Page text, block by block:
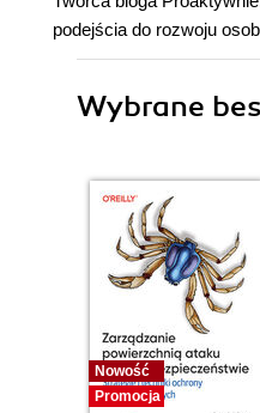
podejścia do rozwoju
Wybrane
Nowość
Promocja